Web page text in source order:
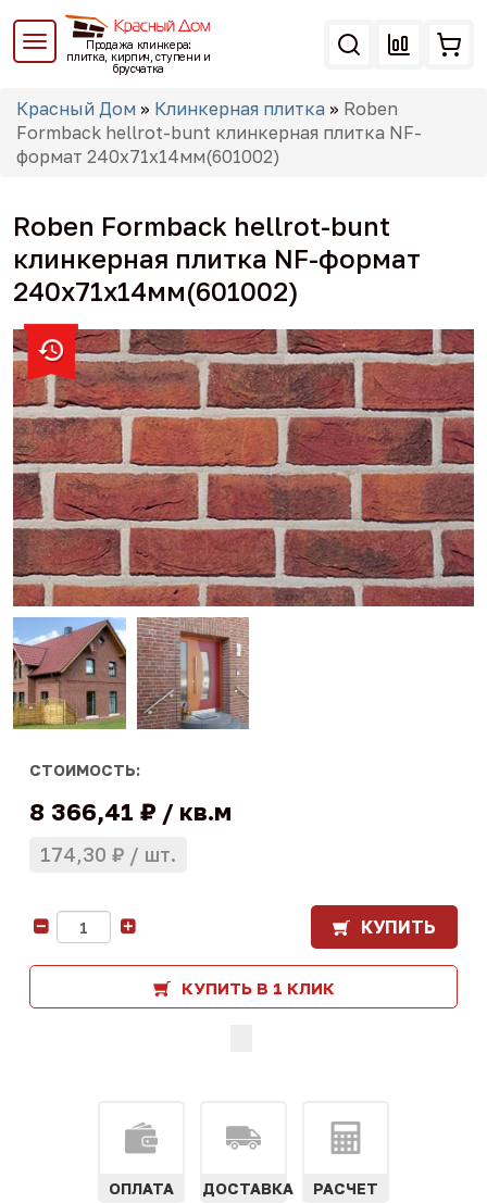
Перейти
основному
Продажа клинкера:
плитка, кирпич, ступени и
брусчатка
Вы
здесь
Красный Дом » Клинкерная плитка » Roben
Formback hellrot-bunt клинкерная плитка NF-
формат 240x71x14мм(601002)
Roben Formback hellrot-bunt
клинкерная плитка NF-формат
240x71x14мм(601002)
СТОИМОСТЬ:
8 366,41 ₽ кв.м
174,30 ₽ шт.
КУПИТЬ
КУПИТЬ В 1 КЛИК
ОПЛАТА ДОСТАВКА РАСЧЕТ